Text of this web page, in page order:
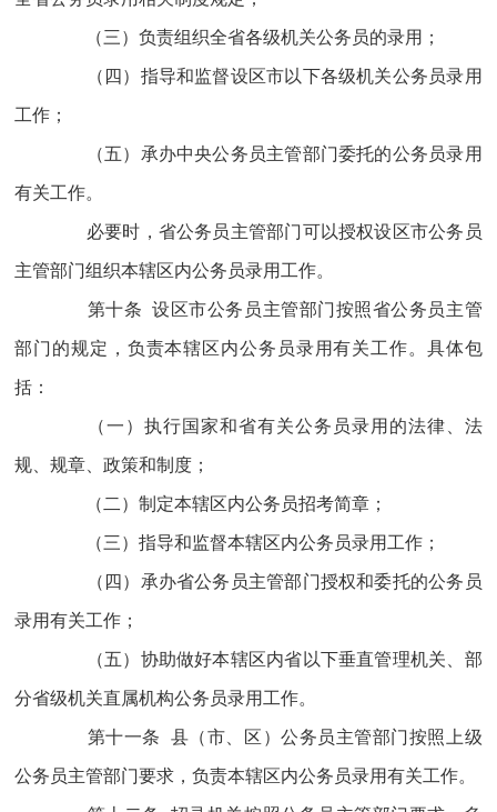
（三）负责组织全省各级机关公务员的录用；
（四）指导和监督设区市以下各级机关公务员录用
工作；
（五）承办中央公务员主管部门委托的公务员录用
有关工作。
必要时，省公务员主管部门可以授权设区市公务员
主管部门组织本辖区内公务员录用工作。
第十条 设区市公务员主管部门按照省公务员主管
部门的规定，负责本辖区内公务员录用有关工作。具体包
括：
（一）执行国家和省有关公务员录用的法律、法
规、规章、政策和制度；
（二）制定本辖区内公务员招考简章；
（三）指导和监督本辖区内公务员录用工作；
（四）承办省公务员主管部门授权和委托的公务员
录用有关工作；
（五）协助做好本辖区内省以下垂直管理机关、部
分省级机关直属机构公务员录用工作。
第十一条 县（市、区）公务员主管部门按照上级
公务员主管部门要求，负责本辖区内公务员录用有关工作。